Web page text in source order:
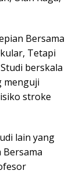
Bersama
Tetapi
berskala
menguji
stroke
lain yang